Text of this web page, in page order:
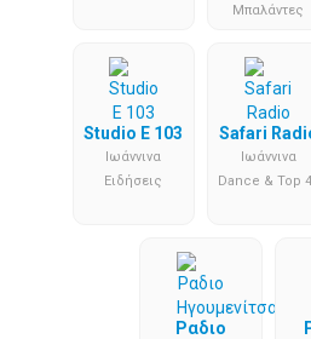
Μπαλάντες
Studio E 103
Iωάννινα
Ειδήσεις
Safari
Iωάννινα
Dance & Top
Ραδιο